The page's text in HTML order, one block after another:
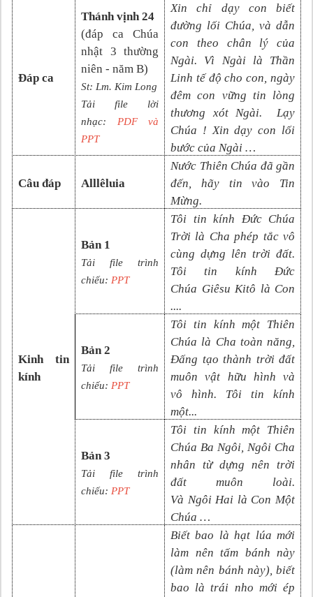
Đáp ca
Thánh vịnh 24
(đáp ca Chúa
nhật 3 thường
niên - năm B)
St: Lm. Kim Long
Tải file lời
nhạc: PDF và
PPT
Xin chỉ dạy con biết
đường lối Chúa, và dẫn
con theo chân lý của
Ngài. Vì Ngài là Thần
Linh tế độ cho con, ngày
đêm con vững tin lòng
thương xót Ngài. Lạy
Chúa ! Xin dạy con lối
bước của Ngài …
Câu đáp Alllêluia
Nước Thiên Chúa đã gần
đến, hãy tin vào Tin
Mừng.
Kinh tin
kính
Bản 1
Tải file trình
chiếu: PPT
Tôi tin kính Đức Chúa
Trời là Cha phép tắc vô
cùng dựng lên trời đất.
Tôi tin kính Đức
Chúa Giêsu Kitô là Con
....
Bản 2
Tải file trình
chiếu: PPT
Tôi tin kính một Thiên
Chúa là Cha toàn năng,
Đấng tạo thành trời đất
muôn vật hữu hình và
vô hình. Tôi tin kính
một...
Bản 3
Tải file trình
chiếu: PPT
Tôi tin kính một Thiên
Chúa Ba Ngôi, Ngôi Cha
nhân từ dựng nên trời
đất muôn loài.
Và Ngôi Hai là Con Một
Chúa …
Biết bao là hạt lúa mới
làm nên tấm bánh này
(làm nên bánh này), biết
bao là trái nho mới ép